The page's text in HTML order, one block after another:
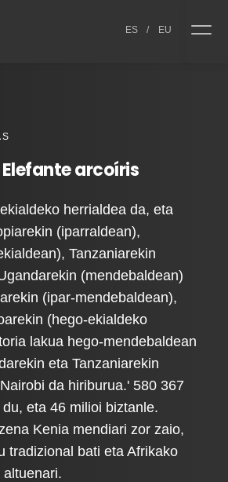
ES / EU
arcoíris
herrialdea da, eta
(iparraldean),
Tanzaniarekin
(mendebaldean)
(ipar-mendebaldean),
(hego-ekialdeko
lakua hego-mendebaldean
eta Tanzaniarekin
da hiriburua.' 580 367
du, eta 46 milioi biztanle.
Kenia mendiari zor zaio,
tradizional bati eta Afrikako
altuenari.